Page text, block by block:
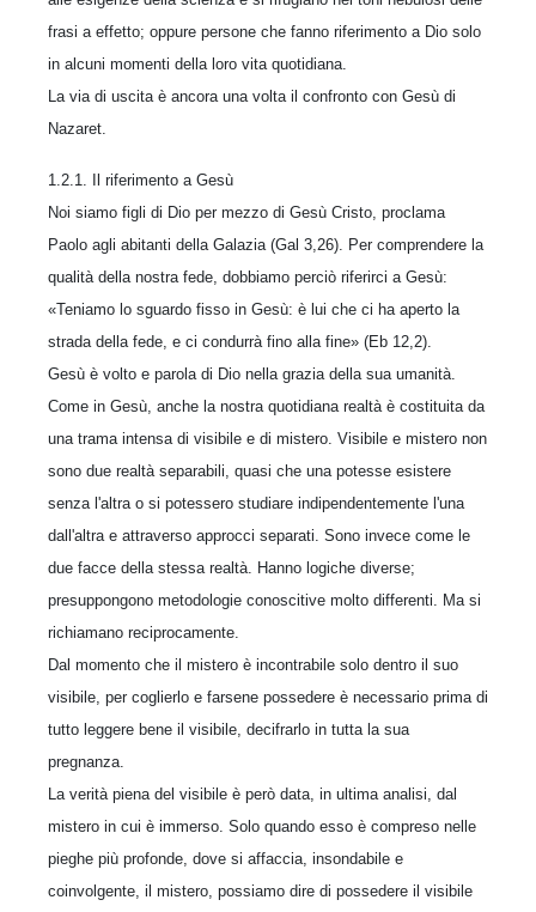
frasi a effetto; oppure persone che fanno riferimento a Dio solo
in alcuni momenti della loro vita quotidiana.
La via di uscita è ancora una volta il confronto con Gesù di
Nazaret.
1.2.1. Il riferimento a Gesù
Noi siamo figli di Dio per mezzo di Gesù Cristo, proclama
Paolo agli abitanti della Galazia (Gal 3,26). Per comprendere la
qualità della nostra fede, dobbiamo perciò riferirci a Gesù:
«Teniamo lo sguardo fisso in Gesù: è lui che ci ha aperto la
strada della fede, e ci condurrà fino alla fine» (Eb 12,2).
Gesù è volto e parola di Dio nella grazia della sua umanità.
Come in Gesù, anche la nostra quotidiana realtà è costituita da
una trama intensa di visibile e di mistero. Visibile e mistero non
sono due realtà separabili, quasi che una potesse esistere
senza l'altra o si potessero studiare indipendentemente l'una
dall'altra e attraverso approcci separati. Sono invece come le
due facce della stessa realtà. Hanno logiche diverse;
presuppongono metodologie conoscitive molto differenti. Ma si
richiamano reciprocamente.
Dal momento che il mistero è incontrabile solo dentro il suo
visibile, per coglierlo e farsene possedere è necessario prima di
tutto leggere bene il visibile, decifrarlo in tutta la sua
pregnanza.
La verità piena del visibile è però data, in ultima analisi, dal
mistero in cui è immerso. Solo quando esso è compreso nelle
pieghe più profonde, dove si affaccia, insondabile e
coinvolgente, il mistero, possiamo dire di possedere il visibile